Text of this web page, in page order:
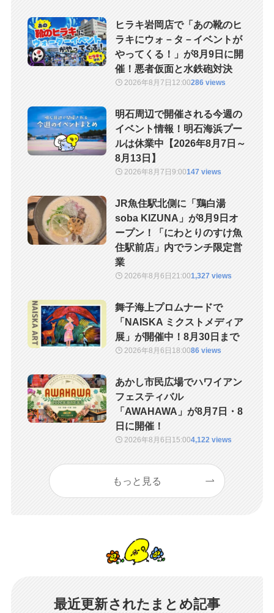
ヒラキ岩岡店で「あの靴のヒ
ラキにウォ－タ－イベントが
やってくる！」が8月9日に開
催！悪者仮面と水鉄砲対決
2026年8月7日 12:00286 views
明石周辺で開催される今週の
イベント情報！明石海浜プー
ルは休業中【2026年8月7日～
8月13日】
2026年8月7日9:00147 views
JR魚住駅北側に「鶏白湯
soba KIZUNA」が8月9日オ
ープン！「にわとりのすけ魚
住駅前店」内でランチ限定営
業
2026年8月6日21:001,327 views
舞子海上プロムナードで
「NAISKA ミクストメディア
展」が開催中！8月30日まで
2026年8月6日 18:0086 views
あかし市民広場でハワイアン
フェスティバル
「AWAHAWA」が8月7日・8
日に開催！
2026年8月6日 15:004,122 views
もっと見る
最近更新されたまとめ記事